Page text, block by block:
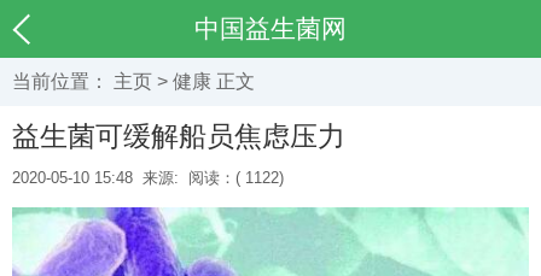
中国益生菌网
当前位置： 主页 > 健康 正文
益生菌可缓解船员焦虑压力
2020-05-10 15:48 来源: 阅读：( 1122)